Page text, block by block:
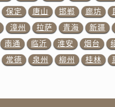
预约）
前预约）
前预约）
服务中心（需提前预约）
服务中心（需提前预约）
保定 唐山 邯郸 廊坊
漳州 拉萨 青海 新疆
南通 临沂 淮安 烟台
常德 泉州 柳州 桂林